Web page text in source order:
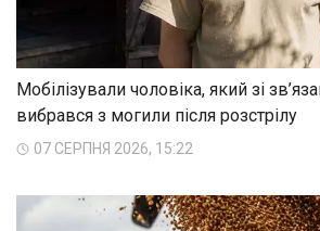
Мобілізували чоловіка, який зі
вибрався з могили після розстрілу
07 СЕРПНЯ 2026, 15:22